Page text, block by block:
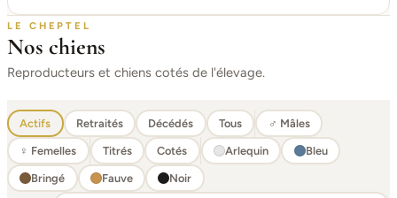
LE CHEPTEL
Nos chiens
Reproducteurs et chiens cotés de l'élevage.
Actifs Retraités Décédés Tous ♂ Mâles
♀ Femelles Titrés Cotés Arlequin Bleu
Bringé Fauve Noir